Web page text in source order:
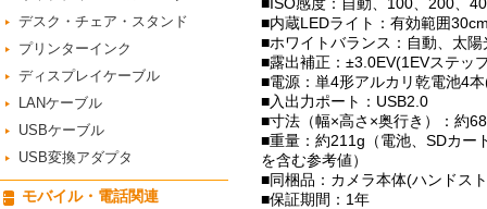
デスク・チェア・スタンド
プリンターインク
ディスプレイケーブル
LANケーブル
USBケーブル
USB変換アダプタ
モバイル・電話関連
■内蔵LEDライト：有効範囲
■ホワイトバランス：自動、太
■露出補正：±3.0EV(1EVステッ
■電源：単4形アルカリ乾電池4
■入出力ポート：USB2.0
■寸法（幅×高さ×奥行き）：約
■重量：約211g（電池、SDカー
を含む参考値）
■同梱品：カメラ本体(ハンドス
■保証期間：1年